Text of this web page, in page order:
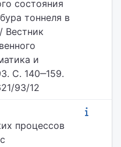
состояния
тоннеля в
Вестник
и
С. 140‒159.
93/12
процессов